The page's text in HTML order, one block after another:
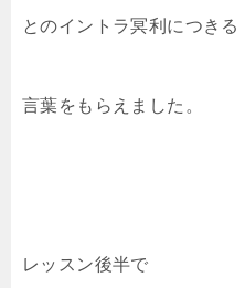
とのイントラ冥利につきる
言葉をもらえました。
レッスン後半で